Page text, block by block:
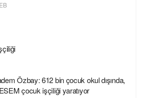
Özbay: 612 bin çocuk okul dışında,
çocuk işçiliği yaratıyor